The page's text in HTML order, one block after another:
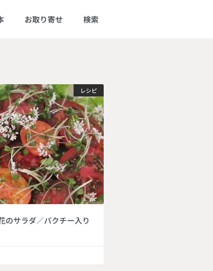
お取り寄せ 検索
レシピ
のサラダ／パクチー入り